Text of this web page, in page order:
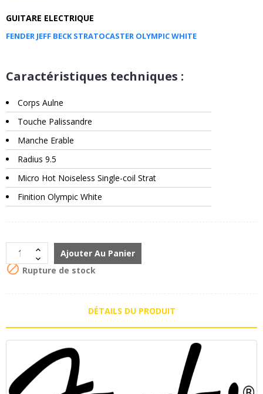
GUITARE ELECTRIQUE
FENDER JEFF BECK STRATOCASTER OLYMPIC WHITE
Caractéristiques techniques :
Corps Aulne
Touche Palissandre
Manche Erable
Radius 9.5
Micro Hot Noiseless Single-coil Strat
Finition Olympic White
Ajouter Au Panier
 Rupture de stock
DÉTAILS DU PRODUIT